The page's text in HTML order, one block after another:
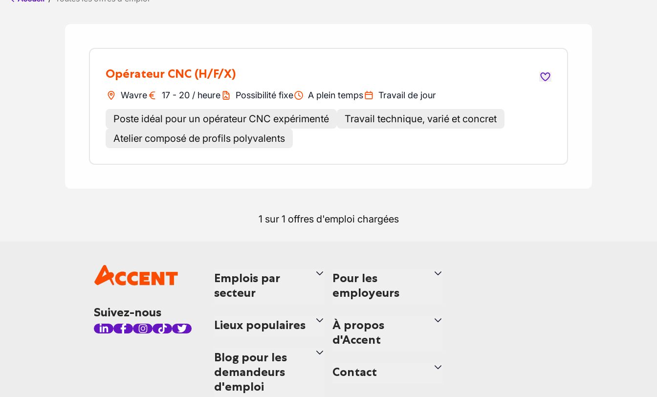
Opérateur CNC (H/F/X)
Wavre 17 - 20 / heure Possibilité fixe A plein temps Travail de jour
Poste idéal pour un opérateur CNC expérimenté
Travail technique, varié et concret
Atelier composé de profils polyvalents
1 sur 1 offres d'emploi chargées
Suivez-nous
Emplois par
secteur
Lieux populaires
Blog pour les
demandeurs
d'emploi
Pour les
employeurs
À propos
d'Accent
Contact